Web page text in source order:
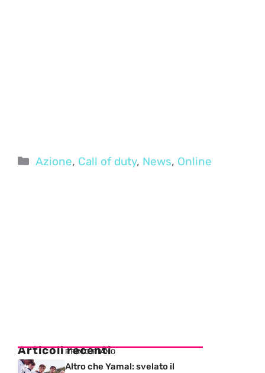
Categorie
Azione, Call of duty, News, Online
Articoli recenti
PRIMO PIANO
Altro che Yamal: svelato il